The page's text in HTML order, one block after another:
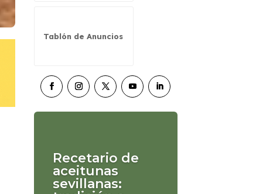
Tablón de Anuncios
Recetario de
aceitunas
sevillanas: